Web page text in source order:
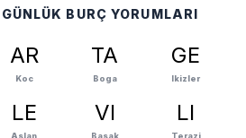
GÜNLÜK BURÇ YORUMLARI
AR
Koc
TA
Boga
GE
Ikizler
LE
Aslan
VI
Basak
LI
Terazi